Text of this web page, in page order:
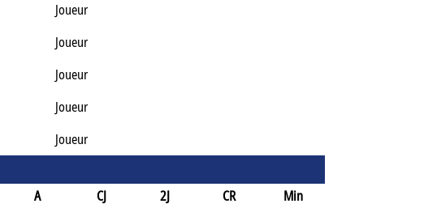
Joueur
Joueur
Joueur
Joueur
Joueur
A CJ 2J CR
Min